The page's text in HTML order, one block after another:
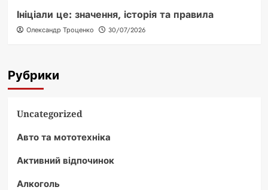
Ініціали це: значення, історія та правила
Олександр Троценко 30/07/2026
Рубрики
Uncategorized
Авто та мототехніка
Активний відпочинок
Алкоголь